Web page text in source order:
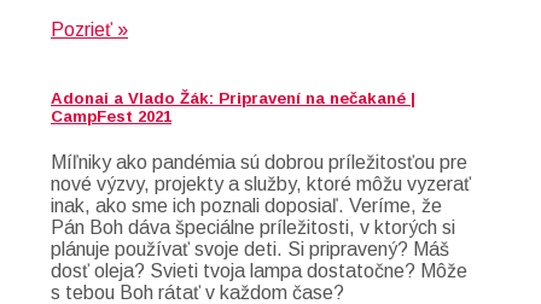
Pozrieť »
Adonai a Vlado Žák: Pripravení na nečakané |
CampFest 2021
Míľniky ako pandémia sú dobrou príležitosťou pre
nové výzvy, projekty a služby, ktoré môžu vyzerať
inak, ako sme ich poznali doposiaľ. Veríme, že
Pán Boh dáva špeciálne príležitosti, v ktorých si
plánuje používať svoje deti. Si pripravený? Máš
dosť oleja? Svieti tvoja lampa dostatočne? Môže
s tebou Boh rátať v každom čase?